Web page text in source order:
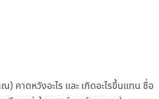
) คาดหวังอะไร และ เกิดอะไรขึ้นแทน ชื่อ